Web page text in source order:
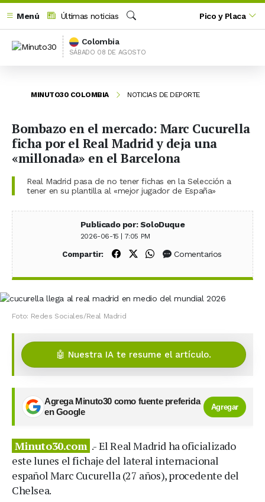
Menú
Últimas noticias
Buscar
Pico y Placa
Colombia
SÁBADO 08 DE AGOSTO
MINUTO30 COLOMBIA NOTICIAS DE DEPORTE
Bombazo en el mercado: Marc Cucurella
ficha por el Real Madrid y deja una
«millonada» en el Barcelona
Real Madrid pasa de no tener fichas en la Selección a
tener en su plantilla al «mejor jugador de España»
Publicado por: SoloDuque
2026-06-15 | 7:05 PM
Compartir: Compartir en Facebook
Compartir en X (Twitter)
Compartir en WhatsApp
Comentarios
Foto: Redes Sociales/Real Madrid
🤖 Nuestra IA te resume el artículo.
Agrega Minuto30 como fuente preferida
en Google
Agregar
Minuto30.com .- El Real Madrid ha oficializado
este lunes el fichaje del lateral internacional
español Marc Cucurella (27 años), procedente del
Chelsea.